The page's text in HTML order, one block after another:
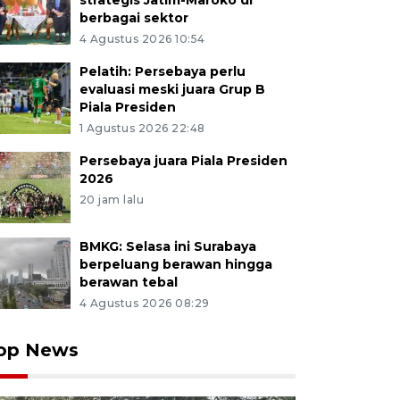
berbagai sektor
4 Agustus 2026 10:54
Pelatih: Persebaya perlu
evaluasi meski juara Grup B
Piala Presiden
1 Agustus 2026 22:48
Persebaya juara Piala Presiden
2026
20 jam lalu
BMKG: Selasa ini Surabaya
berpeluang berawan hingga
berawan tebal
4 Agustus 2026 08:29
News